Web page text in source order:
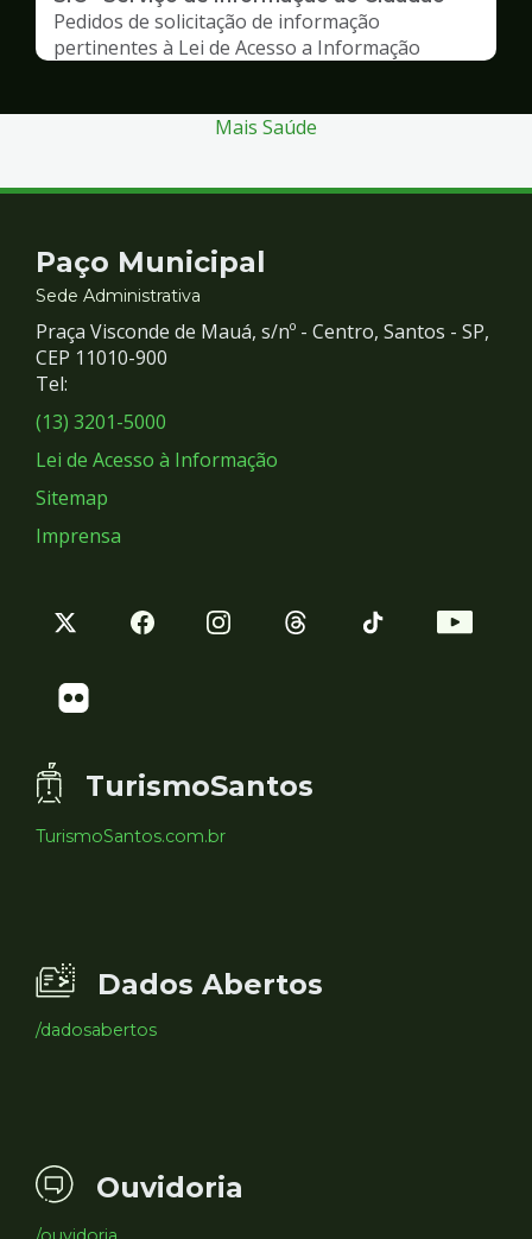
Pedidos de solicitação de informação
pertinentes à Lei de Acesso a Informação
Mais Saúde
Contato
e
Redes
Sociais
Paço Municipal
Sede Administrativa
Praça Visconde de Mauá, s/nº - Centro, Santos - SP,
CEP 11010-900
Tel:
(13) 3201-5000
Lei de Acesso à Informação
Sitemap
Imprensa
TurismoSantos
TurismoSantos.com.br
Dados Abertos
/dadosabertos
Ouvidoria